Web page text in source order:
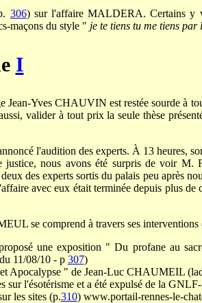
306) sur l'affaire MALDERA. Certains y
maçons du style " je te tiens tu me tiens par
I
Jean-Yves CHAUVIN est restée sourde à
valider à tout prix la seule thèse
l'audition des experts. À 13 heures,
nous avons été surpris de voir M.
des experts sortis du palais peu après
avec eux était terminée depuis plus
se comprend à travers ses interventions
une exposition " Du profane au
11/08/10 - p 307)
Apocalypse " de Jean-Luc CHAUMEIL
sur l'ésotérisme et a été expulsé de la
les sites (p.310) www.portail-rennes-le-